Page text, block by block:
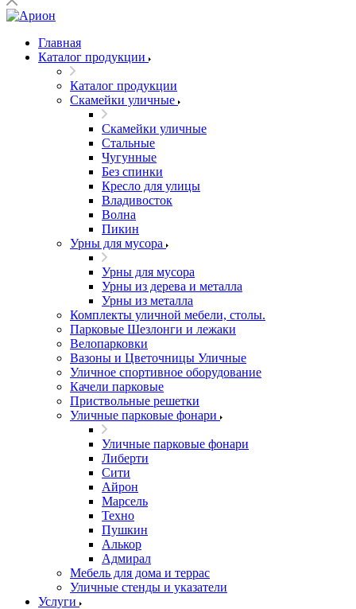
Главная
Каталог продукции
Каталог продукции
Скамейки уличные
Скамейки уличные
Стальные
Чугунные
Без спинки
Кресло для улицы
Владивосток
Волна
Пикин
Урны для мусора
Урны для мусора
Урны из дерева и металла
Урны из металла
Комплекты уличной мебели, столы.
Парковые Шезлонги и лежаки
Велопарковки
Вазоны и Цветочницы Уличные
Уличное спортивное оборудование
Качели парковые
Приствольные решетки
Уличные парковые фонари
Уличные парковые фонари
Либерти
Сити
Айрон
Марсель
Техно
Пушкин
Алькор
Адмирал
Мебель для дома и террас
Уличные стенды и указатели
Услуги